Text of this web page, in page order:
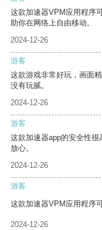
这款加速器VPM应用程序
助你在网络上自由移动。
2024-12-26
游客
这款游戏非常好玩，画面
没有玩腻。
2024-12-26
游客
这款加速器app的安全性
放心。
2024-12-26
游客
这款加速器VPM应用程序
2024-12-26